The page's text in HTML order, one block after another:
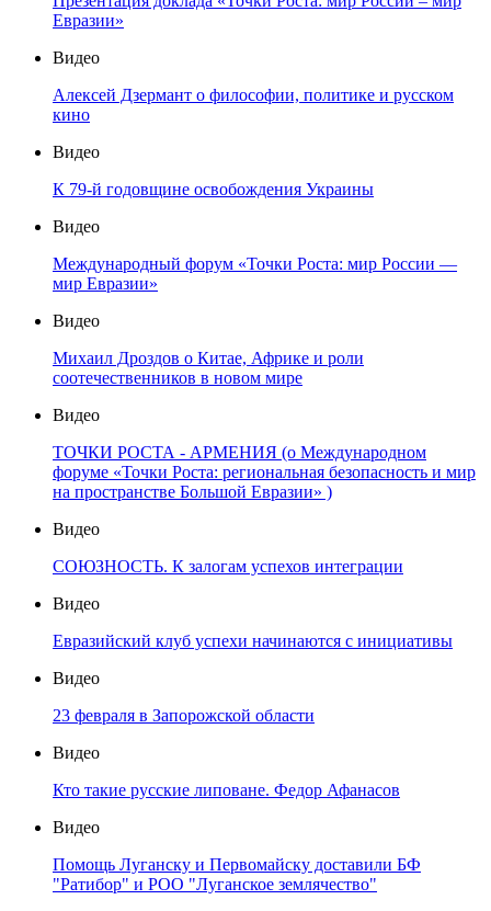
Евразии»
Видео
Алексей Дзермант о философии, политике и русском
кино
Видео
К 79-й годовщине освобождения Украины
Видео
Международный форум «Точки Роста: мир России —
мир Евразии»
Видео
Михаил Дроздов о Китае, Африке и роли
соотечественников в новом мире
Видео
ТОЧКИ РОСТА - АРМЕНИЯ (о Международном
форуме «Точки Роста: региональная безопасность и мир
на пространстве Большой Евразии» )
Видео
СОЮЗНОСТЬ. К залогам успехов интеграции
Видео
Евразийский клуб успехи начинаются с инициативы
Видео
23 февраля в Запорожской области
Видео
Кто такие русские липоване. Федор Афанасов
Видео
Помощь Луганску и Первомайску доставили БФ
"Ратибор" и РОО "Луганское землячество"